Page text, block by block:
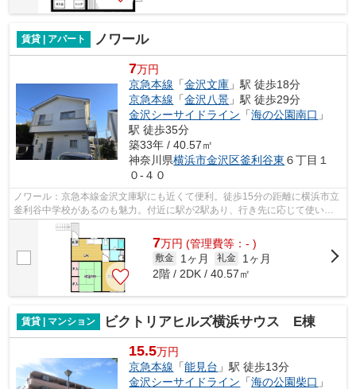
賃貸 | アパート ノワール
7万円
京急本線 「金沢文庫 」駅 徒歩18分
京急本線 「金沢八景 」駅 徒歩29分
金沢シーサイドライン 「海の公園南口 」
駅 徒歩35分
築33年 / 40.57㎡
神奈川県横浜市金沢区釜利谷東 ６丁目１
０-４０
ノワール：京急本線金沢文庫駅にも近くて便利。徒歩15分の距離に横浜市立
釜利谷中学校があるのも魅力。付近に駅が2駅あり、行き先に応じて使い分
けができます。こちらの物件から300mの...
7万円 (管理費等：- )
敷金 1ヶ月 礼金
1ヶ月
2階 / 2DK / 40.57㎡
賃貸 | マンション ビクトリアヒルズ横浜サウス E棟
15.5万円
京急本線 「能見台 」駅 徒歩13分
金沢シーサイドライン 「海の公園柴口 」